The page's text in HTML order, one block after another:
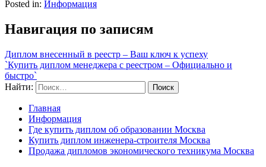
Posted in: Информация
Навигация по записям
Диплом внесенный в реестр – Ваш ключ к успеху
`Купить диплом менеджера с реестром – Официально и
быстро`
Найти:
Главная
Информация
Где купить диплом об образовании Москва
Купить диплом инженера-строителя Москва
Продажа дипломов экономического техникума Москва